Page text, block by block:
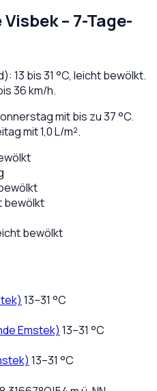
Visbek– 7-Tage-
): 13 bis31 °C, leicht bewölkt.
36km/h.
mit bis zu 37 °C.
mit 1,0 L/m².
bewölkt
bewölkt
13–31 °C
Emstek) 13–31 °C
13–31 °C